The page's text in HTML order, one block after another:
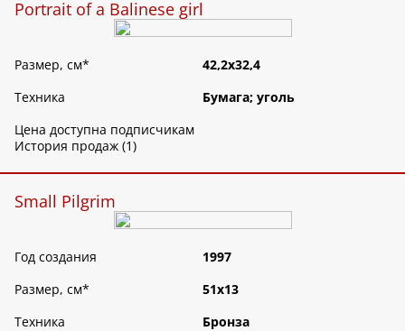
Portrait of a Balinese girl
Размер, см*
42,2х32,4
Техника
Бумага; уголь
Цена доступна подписчикам
История продаж (1)
Small Pilgrim
Год создания
1997
Размер, см*
51х13
Техника
Бронза